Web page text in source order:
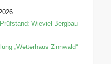
Wieviel Bergbau
„Wetterhaus Zinnwald“